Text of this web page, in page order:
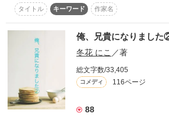
感想
ステータス 全て 完結
作品の長さ 長編 中編
＼異世界ラブコメ×ハッピーファンタジー／
「いやっほぉぉおお〜い！！！！」
バンジーした侯爵令嬢の先にいたのは
甘いマスクの公爵様の頭上でした
「ど、どいてぇぇぇえ！！！！！」
タイトル
キーワード 作家名
俺、兄貴になりまし
冬花 にこ ／著
総文字数/33,405
コメディ 116ページ
88